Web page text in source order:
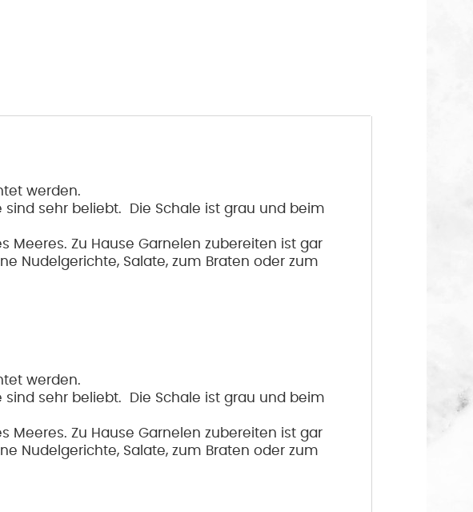
werden.
sehr beliebt. Die Schale ist grau und beim
Zu Hause Garnelen zubereiten ist gar
Nudelgerichte, Salate, zum Braten oder zum
werden.
sehr beliebt. Die Schale ist grau und beim
Zu Hause Garnelen zubereiten ist gar
Nudelgerichte, Salate, zum Braten oder zum